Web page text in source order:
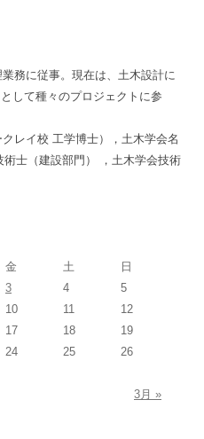
務に従事。現在は、土木設計に
して種々のプロジェクトに参
レイ校 工学博士），土木学会名
士（建設部門） ，土木学会技術
金 土 日
3月 »
3 4
5
10 11
12
17 18
19
24 25
26